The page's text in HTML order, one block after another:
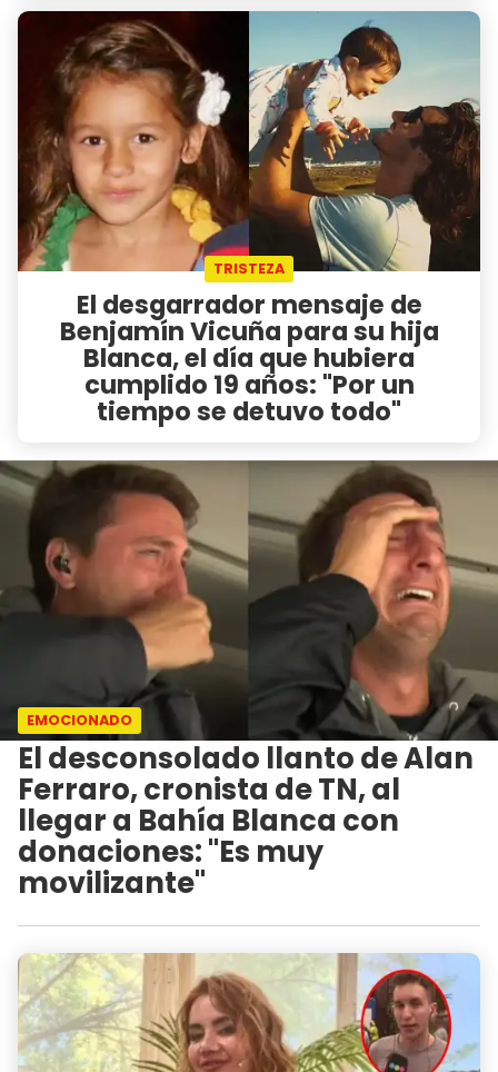
TRISTEZA
El desgarrador mensaje de
Benjamín Vicuña para su hija
Blanca, el día que hubiera
cumplido 19 años: "Por un
tiempo se detuvo todo"
EMOCIONADO
El desconsolado llanto de Alan
Ferraro, cronista de TN, al
llegar a Bahía Blanca con
donaciones: "Es muy
movilizante"